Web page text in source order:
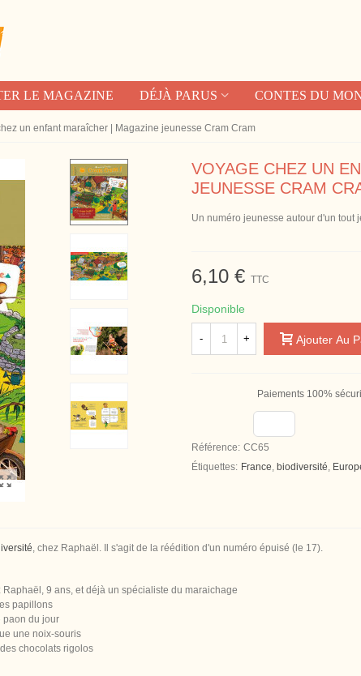
LE MAGAZINE DÉJÀ PARUS CONTES DU
un enfant maraîcher | Magazine jeunesse Cram Cram
VOYAGE CHEZ UN
JEUNESSE CRAM
Un numéro jeunesse autour d'un tout
6,10 € TTC
Disponible
- + Ajouter Au
Paiements 100%
Référence: CC65
Étiquettes: France, biodiversité,
, chez Raphaël. Il s'agit de la réédition d'un numéro épuisé (le 17).
9 ans, et déjà un spécialiste du maraichage
papillons
paon du jour
une noix-souris
chocolats rigolos